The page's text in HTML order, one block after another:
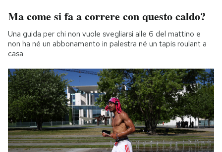
Ma come si fa a correre con questo caldo?
Una guida per chi non vuole svegliarsi alle 6 del mattino e
non ha né un abbonamento in palestra né un tapis roulant a
casa